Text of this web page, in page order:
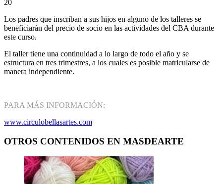
20
Los padres que inscriban a sus hijos en alguno de los talleres se
beneficiarán del precio de socio en las actividades del CBA durante
este curso.
El taller tiene una continuidad a lo largo de todo el año y se
estructura en tres trimestres, a los cuales es posible matricularse de
manera independiente.
PARA MÁS INFORMACIÓN:
www.circulobellasartes.com
OTROS CONTENIDOS EN MASDEARTE